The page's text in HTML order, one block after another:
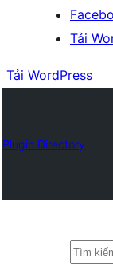
Tải
Tải WordPress
Plugin Directory
Tìm